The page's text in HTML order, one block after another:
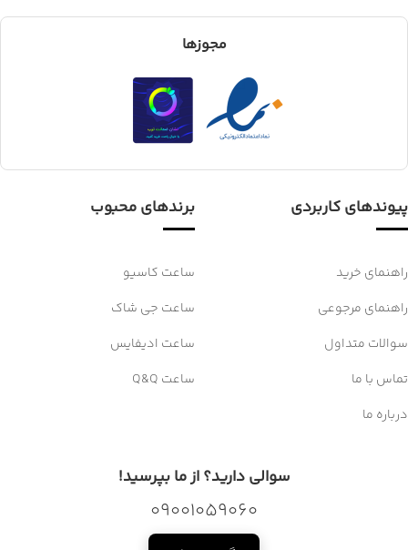
مجوزها
پیوندهای کاربردی
راهنمای خرید
راهنمای مرجوعی
سوالات متداول
تماس با ما
درباره ما
برندهای محبوب
ساعت کاسیو
ساعت جی شاک
ساعت ادیفایس
ساعت Q&Q
سوالی دارید؟ از ما بپرسید!
09001059060